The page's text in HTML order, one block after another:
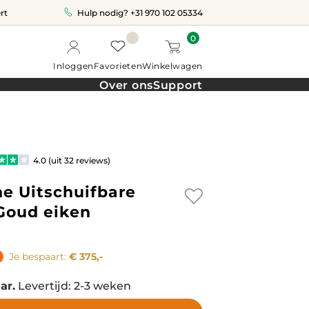
Hulp nodig? +31 970 102 05334
InloggenFavorieten
0
Winkelwagen
Over onsSupport
4.0 (uit 32 reviews)
Uitschuifbare
eiken
Je bespaart:€ 375,-
Levertijd: 2-3 weken